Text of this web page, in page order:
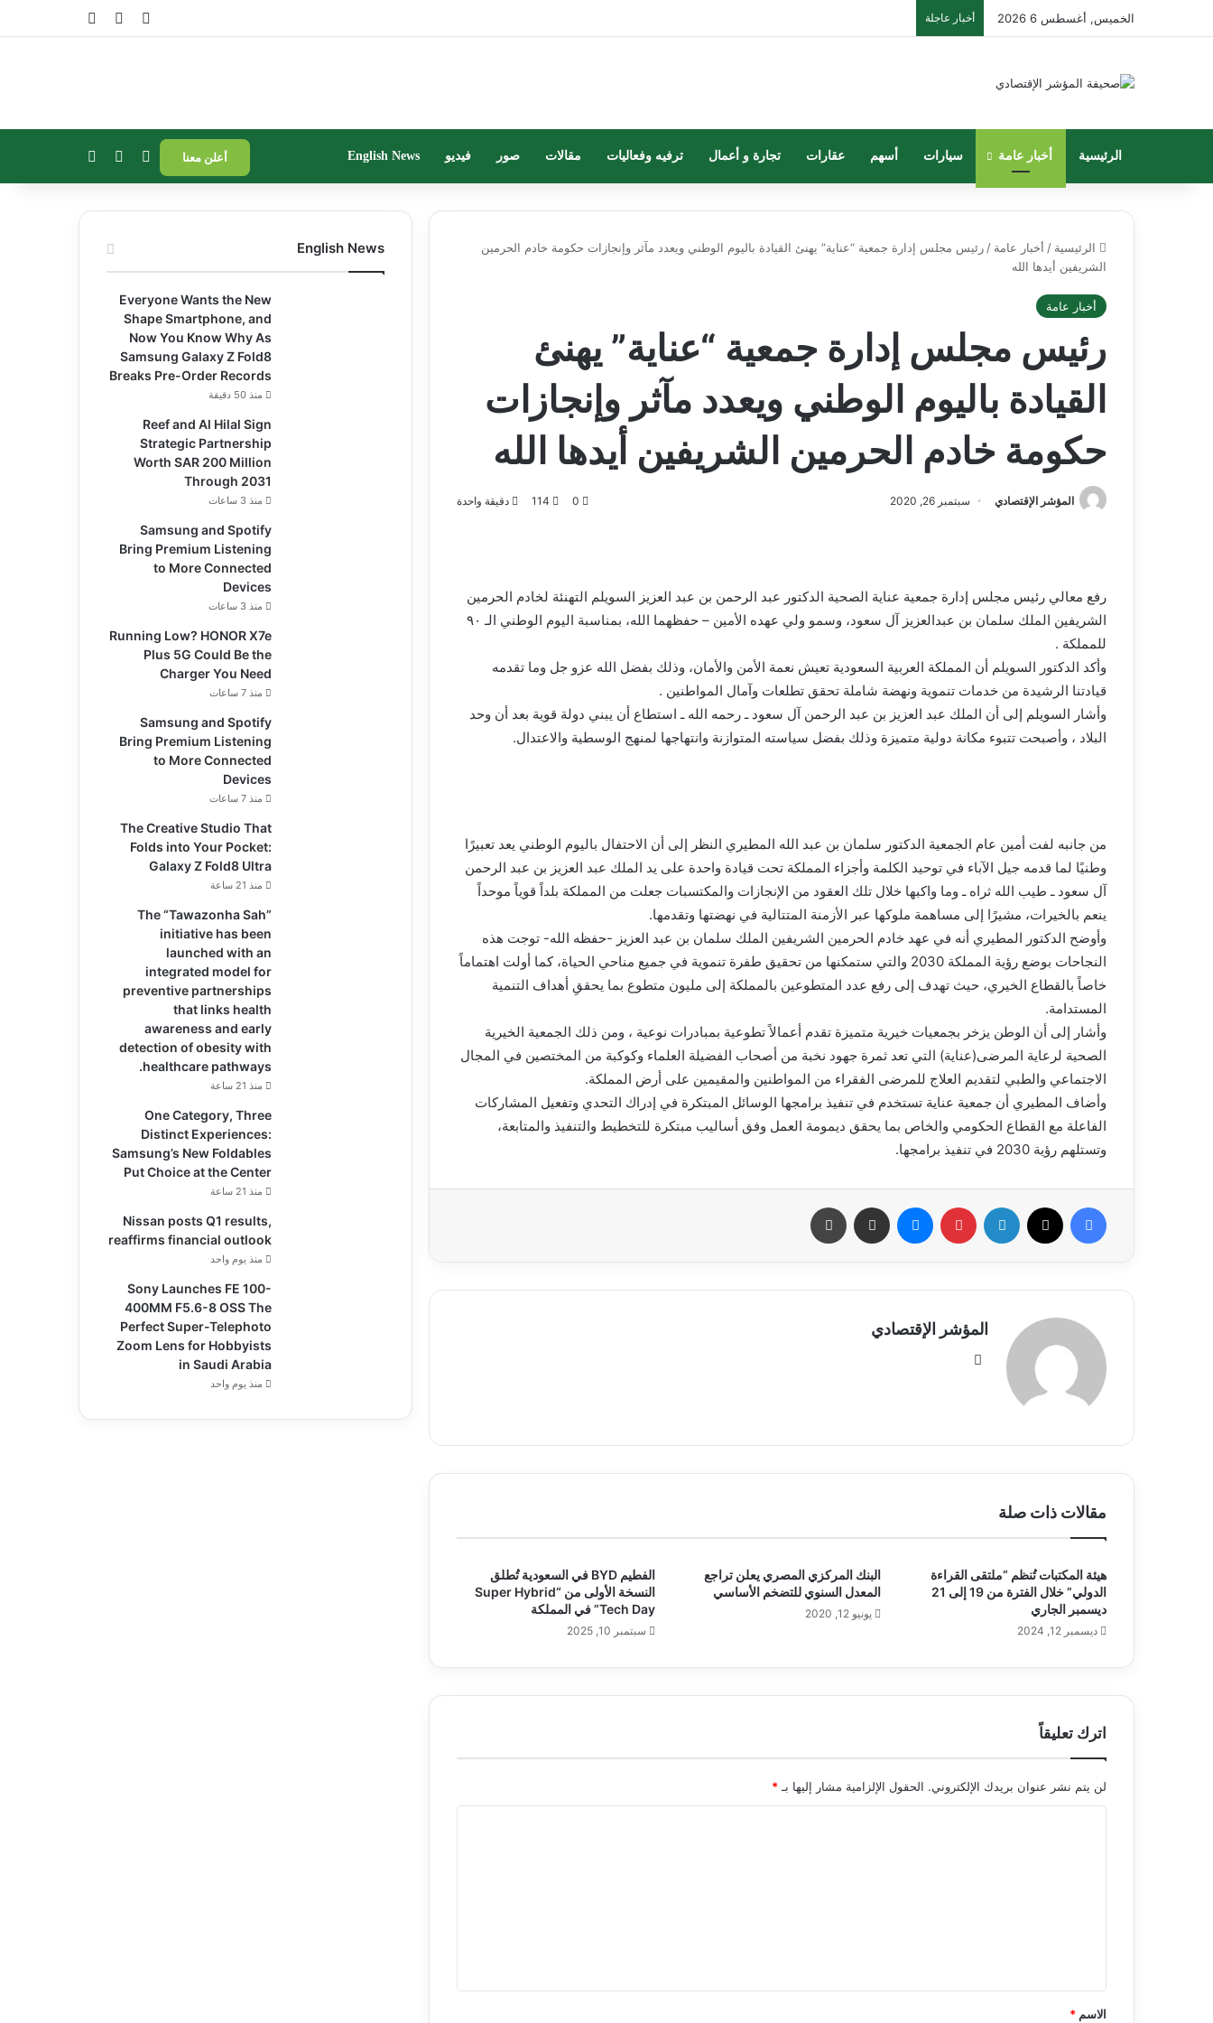
الخميس, أغسطس 6 2026 أخبار عاجلة تسجيل الدخول
مقال عشوائي
الرئيسية أخبار عامة سيارات أسهم عقارات تجارة و أعمال ترفيه وفعاليات مقالات صور فيديو English News أعلن معنا إضافة عمود جانبي
الوضع المظلم
الرئيسية / أخبار عامة / رئيس مجلس إدارة جمعية “عناية” يهنئ القيادة باليوم الوطني ويعدد مآثر وإنجازات حكومة خادم الحرمين
الشريفين أيدها الله
أخبار عامة
رئيس مجلس إدارة جمعية “عناية” يهنئ
القيادة باليوم الوطني ويعدد مآثر وإنجازات
حكومة خادم الحرمين الشريفين أيدها الله
المؤشر الإقتصادي سبتمبر 26, 2020 0
114 دقيقة واحدة
رفع معالي رئيس مجلس إدارة جمعية عناية الصحية الدكتور عبد الرحمن بن عبد العزيز السويلم التهنئة لخادم الحرمين
الشريفين الملك سلمان بن عبدالعزيز آل سعود، وسمو ولي عهده الأمين – حفظهما الله، بمناسبة اليوم الوطني الـ ٩٠
للمملكة .
وأكد الدكتور السويلم أن المملكة العربية السعودية تعيش نعمة الأمن والأمان، وذلك بفضل الله عزو جل وما تقدمه
قيادتنا الرشيدة من خدمات تنموية ونهضة شاملة تحقق تطلعات وآمال المواطنين .
وأشار السويلم إلى أن الملك عبد العزيز بن عبد الرحمن آل سعود ـ رحمه الله ـ استطاع أن يبني دولة قوية بعد أن وحد
البلاد ، وأصبحت تتبوء مكانة دولية متميزة وذلك بفضل سياسته المتوازنة وانتهاجها لمنهج الوسطية والاعتدال.
من جانبه لفت أمين عام الجمعية الدكتور سلمان بن عبد الله المطيري النظر إلى أن الاحتفال باليوم الوطني يعد تعبيرًا
وطنيًا لما قدمه جيل الآباء في توحيد الكلمة وأجزاء المملكة تحت قيادة واحدة على يد الملك عبد العزيز بن عبد الرحمن
آل سعود ـ طيب الله ثراه ـ وما واكبها خلال تلك العقود من الإنجازات والمكتسبات جعلت من المملكة بلداً قوياً موحداً
ينعم بالخيرات، مشيرًا إلى مساهمة ملوكها عبر الأزمنة المتتالية في نهضتها وتقدمها.
وأوضح الدكتور المطيري أنه في عهد خادم الحرمين الشريفين الملك سلمان بن عبد العزيز -حفظه الله- توجت هذه
النجاحات بوضع رؤية المملكة 2030 والتي ستمكنها من تحقيق طفرة تنموية في جميع مناحي الحياة، كما أولت اهتماماً
خاصاً بالقطاع الخيري، حيث تهدف إلى رفع عدد المتطوعين بالمملكة إلى مليون متطوع بما يحققِ أهداف التنمية
المستدامة.
وأشار إلى أن الوطن يزخر بجمعيات خيرية متميزة تقدم أعمالاً تطوعية بمبادرات نوعية ، ومن ذلك الجمعية الخيرية
الصحية لرعاية المرضى(عناية) التي تعد ثمرة جهود نخبة من أصحاب الفضيلة العلماء وكوكبة من المختصين في المجال
الاجتماعي والطبي لتقديم العلاج للمرضى الفقراء من المواطنين والمقيمين على أرض المملكة.
وأضاف المطيري أن جمعية عناية تستخدم في تنفيذ برامجها الوسائل المبتكرة في إدراك التحدي وتفعيل المشاركات
الفاعلة مع القطاع الحكومي والخاص بما يحقق ديمومة العمل وفق أساليب مبتكرة للتخطيط والتنفيذ والمتابعة،
وتستلهم رؤية 2030 في تنفيذ برامجها.
فيسبوك لينكدإن بينتيريست ماسنجر مشاركة عبر البريد
المؤشر الإقتصادي
مقالات ذات صلة
هيئة المكتبات تُنظم “ملتقى القراءة
الدولي” خلال الفترة من 19 إلى 21
ديسمبر الجاري
ديسمبر 12, 2024
البنك المركزي المصري يعلن تراجع
المعدل السنوي للتضخم الأساسي
يونيو 12, 2020
الفطيم BYD في السعودية تُطلق
النسخة الأولى من “Super Hybrid
Tech Day” في المملكة
سبتمبر 10, 2025
اترك تعليقاً
لن يتم نشر عنوان بريدك الإلكتروني. الحقول الإلزامية مشار إليها بـ *
*
الاسم *
English News
Everyone Wants the New
Shape Smartphone, and
Now You Know Why As
Samsung Galaxy Z Fold8
Breaks Pre-Order Records
منذ 50 دقيقة
Reef and Al Hilal Sign
Strategic Partnership
Worth SAR 200 Million
Through 2031
منذ 3 ساعات
Samsung and Spotify
Bring Premium Listening
to More Connected
Devices
منذ 3 ساعات
Running Low? HONOR X7e
Plus 5G Could Be the
Charger You Need
منذ 7 ساعات
Samsung and Spotify
Bring Premium Listening
to More Connected
Devices
منذ 7 ساعات
The Creative Studio That
Folds into Your Pocket:
Galaxy Z Fold8 Ultra
منذ 21 ساعة
The “Tawazonha Sah”
initiative has been
launched with an
integrated model for
preventive partnerships
that links health
awareness and early
detection of obesity with
healthcare pathways.
منذ 21 ساعة
One Category, Three
Distinct Experiences:
Samsung’s New Foldables
Put Choice at the Center
منذ 21 ساعة
Nissan posts Q1 results,
reaffirms financial outlook
منذ يوم واحد
Sony Launches FE 100-
400MM F5.6-8 OSS The
Perfect Super-Telephoto
Zoom Lens for Hobbyists
in Saudi Arabia
منذ يوم واحد